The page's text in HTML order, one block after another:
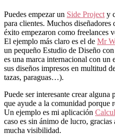
Puedes empezar un Side Project y
para clientes. Muchos
éxito empezaron como freelances
El ejemplo más claro es el de Mr
un pequeño Estudio de Diseño
es una marca internacional con un
sus diseños impresos en multitud
tazas, paraguas…).
Puede ser interesante crear
que ayude a la comunidad porque
Un ejemplo es mi aplicación
caso es sin ánimo de lucro,
mucha visibilidad.